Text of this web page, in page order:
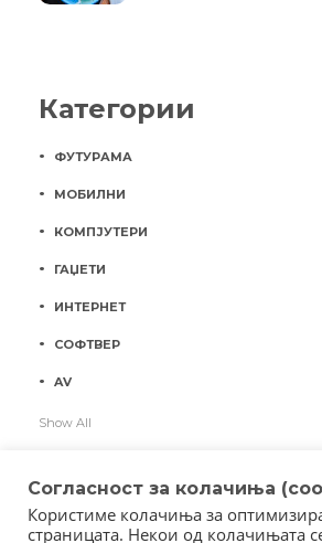
Категории
ФУТУРАМА
МОБИЛНИ
КОМПЈУТЕРИ
ГАЏЕТИ
ИНТЕРНЕТ
СОФТВЕР
AV
Show All
Согласност за колачиња
Користиме колачиња за
страницата. Некои од колачињата